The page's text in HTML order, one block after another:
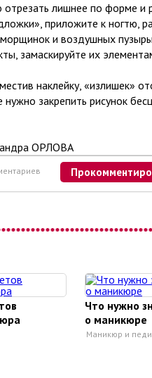
отрезать лишнее по форме и
приложите к ногтю,
и воздушных
замаскируйте их
наклейку, «излишек»
нужно закрепить рисунок
ОРЛОВА
Что нужно
о маникюре
Маникюр и